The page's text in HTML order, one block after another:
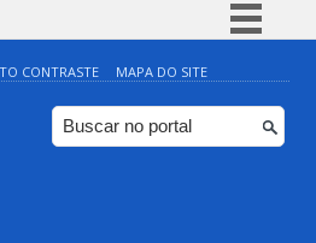
Simplifique!
Comunica BR
Participe
CONTRASTE MAPA DO SITE